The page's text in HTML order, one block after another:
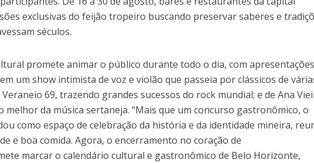
exclusivas do feijão tropeiro buscando preservar saberes e
séculos.
promete animar o público durante todo o dia, com
um show intimista de voz e violão que passeia por clássicos de
Veraneio 69, trazendo grandes sucessos do rock mundial; e de Ana
melhor da música sertaneja. “Mais que um concurso gastronômico, o
como espaço de celebração da história e da identidade mineira,
e boa comida. Agora, o encerramento no coração de
marcar o calendário cultural e gastronômico de Belo Horizonte,